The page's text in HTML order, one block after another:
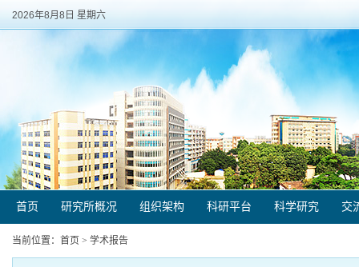
2026年8月8日 星期六
首页 研究所概况 组织架构 科研平台 科学研究 交
当前位置： 首页 > 学术报告